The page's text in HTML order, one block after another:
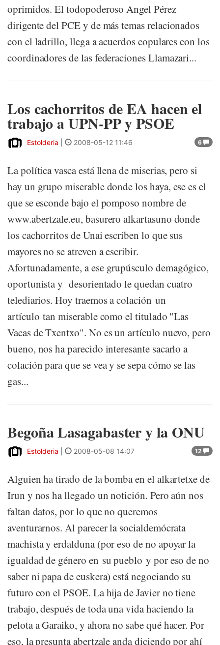
oprimidos. El todopoderoso Angel Pérez
dirigente del PCE y de más temas relacionados
con el ladrillo, llega a acuerdos copulares con los
coordinadores de las federaciones Llamazari...
Los cachorritos de EA hacen el
trabajo a UPN-PP y PSOE
6
Estolderia 2008-05-12 11:46
La política vasca está llena de miserias, pero si
hay un grupo miserable donde los haya, ese es el
que se esconde bajo el pomposo nombre de
www.abertzale.eu, basurero alkartasuno donde
los cachorritos de Unai escriben lo que sus
mayores no se atreven a escribir.
Afortunadamente, a ese grupúsculo demagógico,
oportunista y desorientado le quedan cuatro
telediarios. Hoy traemos a colación un
artículo tan miserable como el titulado "Las
Vacas de Txentxo". No es un artículo nuevo, pero
bueno, nos ha parecido interesante sacarlo a
colación para que se vea y se sepa cómo se las
gas...
Begoña Lasagabaster y la ONU
12
Estolderia 2008-05-08 14:07
Alguien ha tirado de la bomba en el alkartetxe de
Irun y nos ha llegado un notición. Pero aún nos
faltan datos, por lo que no queremos
aventurarnos. Al parecer la socialdemócrata
machista y erdalduna (por eso de no apoyar la
igualdad de género en su pueblo y por eso de no
saber ni papa de euskera) está negociando su
futuro con el PSOE. La hija de Javier no tiene
trabajo, después de toda una vida haciendo la
pelota a Garaiko, y ahora no sabe qué hacer. Por
eso, la presunta abertzale anda diciendo por ahí